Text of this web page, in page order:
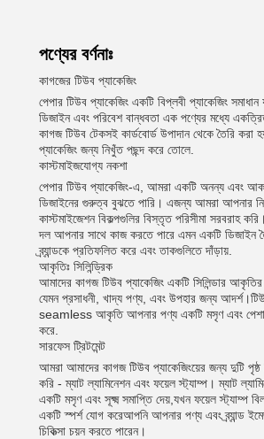
পণ্যের বর্ণনাঃ
কাগজের টিউব প্যাকেজিং
পেপার টিউব প্যাকেজিং একটি বিপ্লবী প্যাকেজিং সমাধান
ডিজাইন এবং পরিবেশ বান্ধবতা এক পণ্যের মধ্যে
কাগজ টিউব টেকসই কার্ডবোর্ড উপাদান থেকে তৈরি করা
প্যাকেজিং জন্য নিখুঁত পছন্দ করে তোলে.
কাস্টমাইজযোগ্য নকশা
পেপার টিউব প্যাকেজিং-এ, আমরা একটি অনন্য এবং
ডিজাইনের গুরুত্ব বুঝতে পারি। এজন্য আমরা আপনার
কাস্টমাইজেশন বিকল্পগুলির বিস্তৃত পরিসীমা সরবরাহ
দল আপনার সাথে কাজ করতে পারে এমন একটি ডিজাইন
ব্র্যান্ডকে প্রতিফলিত করে এবং তাকগুলিতে দাঁড়ায়.
আকৃতিঃ সিলিন্ড্রিক
আমাদের কাগজ টিউব প্যাকেজিং একটি সিলিন্ডার
যেমন প্রসাধনী, খাদ্য পণ্য, এবং উপহার জন্য
seamless আকৃতি আপনার পণ্য একটি মসৃণ এবং
করে.
সারফেস ট্রিটমেন্ট
আমরা আমাদের কাগজ টিউব প্যাকেজিংয়ের জন্য দুটি পৃষ্ঠ
করি - ম্যাট ল্যামিনেশন এবং ফয়েল স্ট্যাম্প। ম্যাট
একটি মসৃণ এবং সূক্ষ্ম সমাপ্তি দেয়,যখন ফয়েল স্ট্যাম্প
একটি স্পর্শ যোগ করেআপনি আপনার পণ্য এবং ব্র্যান্ড
চিকিত্সা চয়ন করতে পারেন।